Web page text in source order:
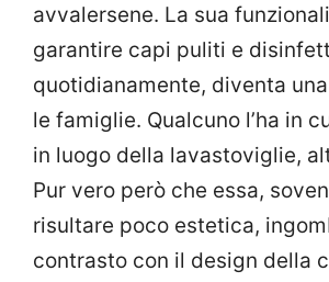
avvalersene. La sua
garantire capi puliti e
quotidianamente, diventa
le famiglie. Qualcuno l’ha in
in luogo della lavastoviglie,
Pur vero però che essa,
risultare poco estetica,
contrasto con il design della